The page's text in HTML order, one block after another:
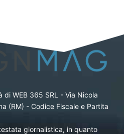
WEB 365 SRL - Via Nicola
(RM) - Codice Fiscale e Partita
giornalistica, in quanto